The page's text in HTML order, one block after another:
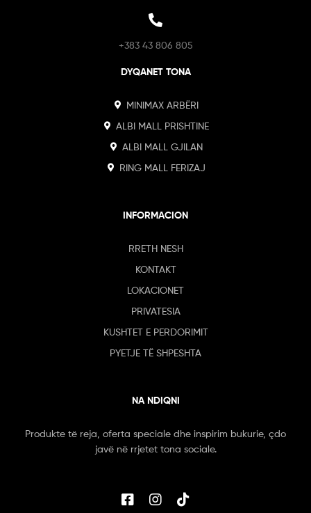
+383 43 806 805
DYQANET TONA
MINIMAX ARBËRI
ALBI MALL PRISHTINE
ALBI MALL GJILAN
RING MALL FERIZAJ
INFORMACION
RRETH NESH
KONTAKT
LOKACIONET
PRIVATESIA
KUSHTET E PERDORIMIT
PYETJE TË SHPESHTA
NA NDIQNI
Produkte të reja, oferta speciale dhe inspirim bukurie, çdo
javë në rrjetet tona sociale.